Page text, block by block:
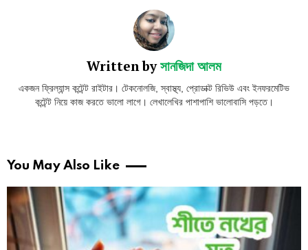
Written byসানজিদা আলম
একজন ফ্রিল্যান্স কন্টেন্ট রাইটার। টেকনোলজি, স্বাস্থ্য, প্রোডাক্ট রিভিউ এবং ইনফরমেটিভ
কন্টেন্ট নিয়ে কাজ করতে ভালো লাগে। লেখালেখির পাশাপাশি ভালোবাসি পড়তে।
You May Also Like